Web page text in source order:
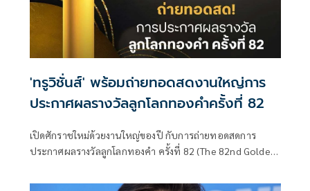
'ทรูวิชั่นส์' พร้อมถ่ายทอดสดงานใหญ่การ
ประกาศผลรางวัลลูกโลกทองคำครั้งที่ 82
เปิดศักราชใหม่ด้วยงานใหญ่ของปี กับการถ่ายทอดสดการ
ประกาศผลรางวัลลูกโลกทองคำ ครั้งที่ 82 (The 82nd Golden
แรกของปี ที่สร้างสีสันให้กับวงการมายาวนาน จัดขึ้นโดยสมาคม